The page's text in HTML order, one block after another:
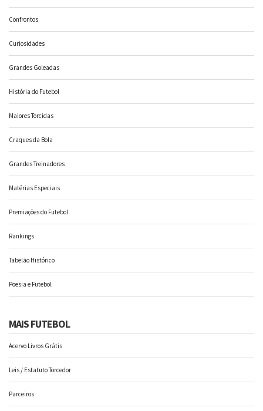
Confrontos
Curiosidades
Grandes Goleadas
História do Futebol
Maiores Torcidas
Craques da Bola
Grandes Treinadores
Matérias Especiais
Premiações do Futebol
Rankings
Tabelão Histórico
Poesia e Futebol
MAIS FUTEBOL
Acervo Livros Grátis
Leis / Estatuto Torcedor
Parceiros